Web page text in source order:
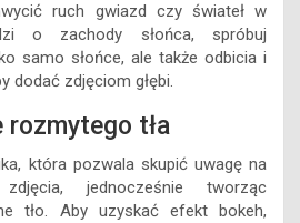
ruch gwiazd czy świateł w
o zachody słońca, spróbuj
samo słońce, ale także odbicia i
dodać zdjęciom głębi.
rozmytego tła
która pozwala skupić uwagę na
jednocześnie tworząc
tło. Aby uzyskać efekt bokeh,